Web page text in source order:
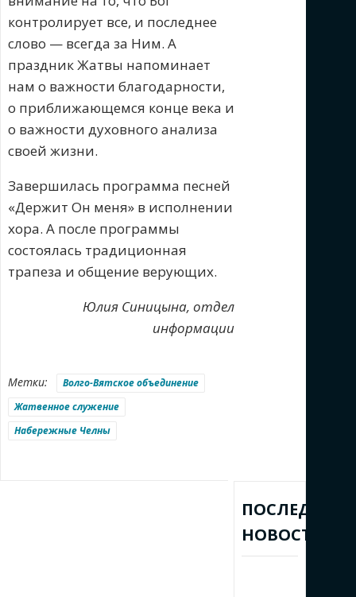
контролирует все, и последнее
слово — всегда за Ним. А
праздник Жатвы напоминает
нам о важности благодарности,
о приближающемся конце века и
о важности духовного анализа
своей жизни.
Завершилась программа песней
«Держит Он меня» в исполнении
хора. А после программы
состоялась традиционная
трапеза и общение верующих.
Юлия Синицына, отдел
информации
Метки:
Волго-Вятское объединение
Жатвенное служение
Набережные Челны
ПОСЛЕДНИЕ
НОВОСТИ